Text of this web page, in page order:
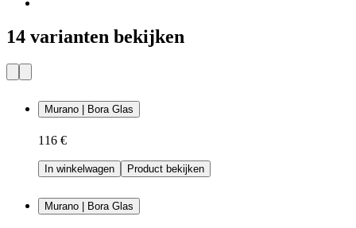
14 varianten bekijken
Murano | Bora Glas
116 €
In winkelwagen Product bekijken
Murano | Bora Glas